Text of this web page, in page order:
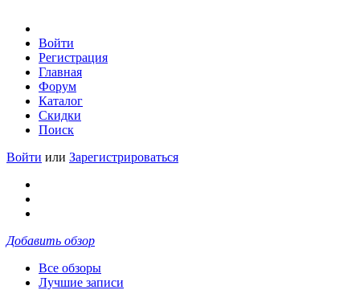
Войти
Регистрация
Главная
Форум
Каталог
Скидки
Поиск
Войти или Зарегистрироваться
Добавить обзор
Все обзоры
Лучшие записи